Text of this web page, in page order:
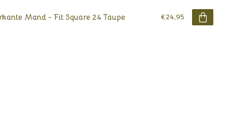
Mand - Fit Square 24 Taupe €24,95